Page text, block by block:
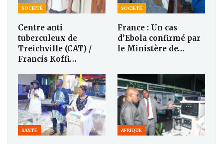
SOCIETÉ
Centre anti
tuberculeux de
Treichville (CAT) /
Francis Koffi…
SOCIETÉ
France : Un cas
d’Ebola confirmé par
le Ministère de…
SANTÉ AFRIQUE